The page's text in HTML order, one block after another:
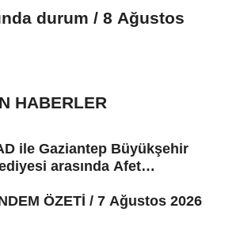
durum / 8 Ağustos
HABERLER
ile Gaziantep Büyükşehir
arasında Afet
ÖZETİ / 7 Ağustos 2026